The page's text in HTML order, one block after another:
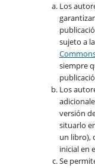
Los
sujeto a
siempre
Los
versión
situarlo
un libro),
inicial en
Se